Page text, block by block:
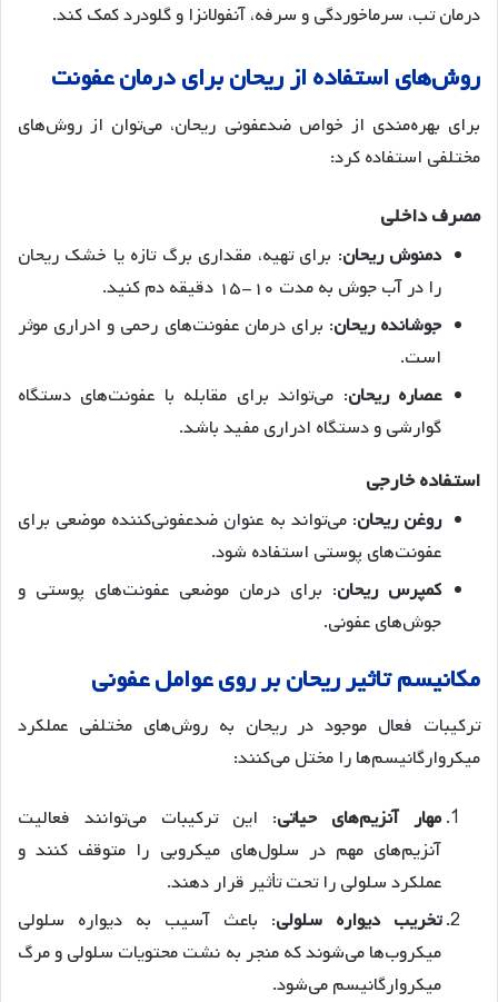
درمان تب، سرماخوردگی و سرفه، آنفولانزا و گلودرد کمک کند.
روشهای استفاده ازریحانبرایدرمانعفونت
برای بهره‌مندی از خواص ضدعفونی ریحان، می‌توان از روش‌های
مختلفی استفاده کرد:
مصرفداخلی
دمنوش ریحان: برای تهیه، مقداری برگ تازه یا خشک ریحان
را در آب جوش به مدت ۱۰-۱۵ دقیقه دم کنید.
جوشانده ریحان: برای درمان عفونت‌های رحمی و ادراری موثر
است.
عصاره ریحان: می‌تواند برای مقابله با عفونت‌های دستگاه
گوارشی و دستگاه ادراری مفید باشد.
استفادهخارجی
روغن ریحان: می‌تواند به عنوان ضدعفونی‌کننده موضعی برای
عفونت‌های پوستی استفاده شود.
کمپرس ریحان: برای درمان موضعی عفونت‌های پوستی و
جوش‌های عفونی.
مکانیسمتاثیرریحانبررویعواملعفونی
ترکیبات فعال موجود در ریحان به روش‌های مختلفی عملکرد
میکروارگانیسم‌ها را مختل می‌کنند:
مهار آنزیمهای حیاتی: این ترکیبات می‌توانند فعالیت
آنزیم‌های مهم در سلول‌های میکروبی را متوقف کنند و
عملکرد سلولی را تحت تأثیر قرار دهند.
تخریب دیواره سلولی: باعث آسیب به دیواره سلولی
میکروب‌ها می‌شوند که منجر به نشت محتویات سلولی و مرگ
میکروارگانیسم می‌شود.